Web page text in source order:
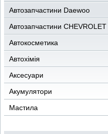
Автозапчастини Daewoo
Автозапчастини CHEVROLET
Автокосметика
Автохімія
Аксесуари
Акумулятори
Мастила